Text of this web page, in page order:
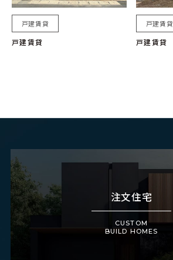
戸建賃貸
戸建賃貸
戸建賃貸
戸建賃貸
注文住宅
CUSTOM
BUILD HOMES